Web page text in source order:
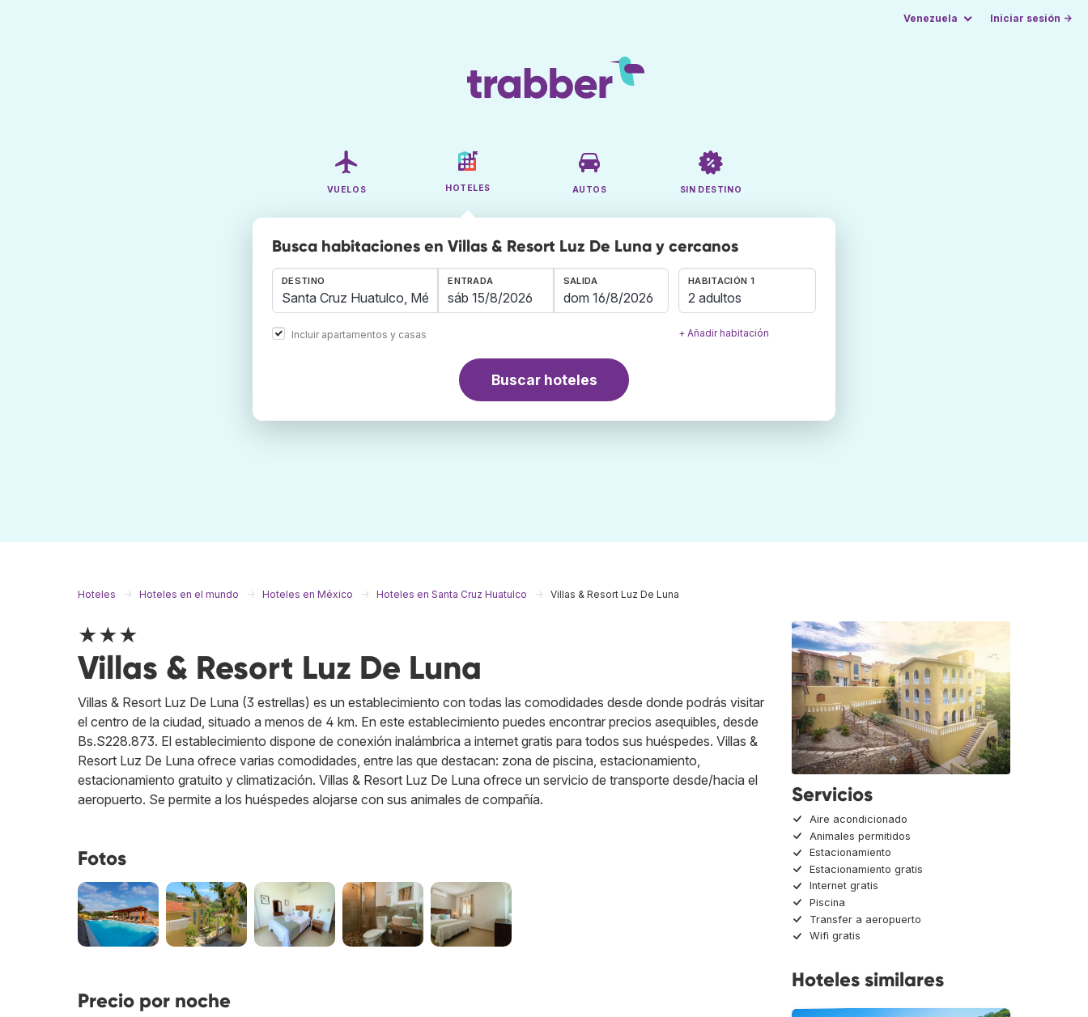
Venezuela Iniciar sesión →
VUELOS HOTELES AUTOS SIN DESTINO
Busca habitaciones en Villas & Resort Luz De Luna y cercanos
DESTINO
Incluir apartamentos y casas
ENTRADA SALIDA HABITACIÓN 1
2 adultos
+ Añadir habitación
Buscar hoteles
Hoteles Hoteles en el mundo Hoteles en México Hoteles en Santa Cruz Huatulco Villas & Resort Luz De Luna
★★★
Villas & Resort Luz De Luna
Villas & Resort Luz De Luna (3 estrellas) es un establecimiento con todas las comodidades desde donde podrás visitar
el centro de la ciudad, situado a menos de 4 km. En este establecimiento puedes encontrar precios asequibles, desde
Bs.S228.873. El establecimiento dispone de conexión inalámbrica a internet gratis para todos sus huéspedes. Villas &
Resort Luz De Luna ofrece varias comodidades, entre las que destacan: zona de piscina, estacionamiento,
estacionamiento gratuito y climatización. Villas & Resort Luz De Luna ofrece un servicio de transporte desde/hacia el
aeropuerto. Se permite a los huéspedes alojarse con sus animales de compañía.
Fotos
Precio por noche
Servicios
Aire acondicionado
Animales permitidos
Estacionamiento
Estacionamiento gratis
Internet gratis
Piscina
Transfer a aeropuerto
Wifi gratis
Hoteles similares